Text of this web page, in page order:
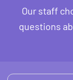
Our staff
questions